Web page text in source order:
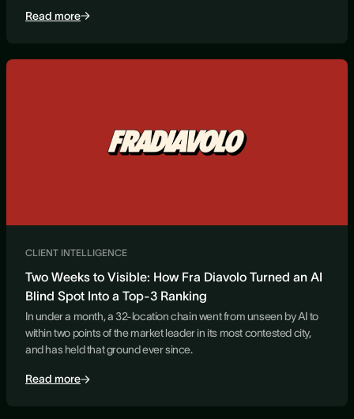
Read more
CLIENT INTELLIGENCE
Two Weeks to Visible: How Fra Diavolo Turned an AI
Blind Spot Into a Top-3 Ranking
In under a month, a 32-location chain went from unseen by AI to
within two points of the market leader in its most contested city,
and has held that ground ever since.
Read more